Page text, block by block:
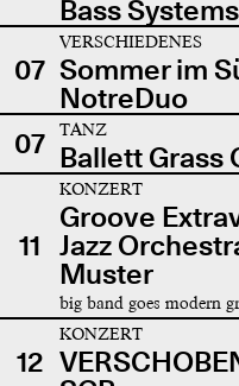
Bass
07
VERSCHIEDENES
Sommer im
NotreDuo
07
TANZ
Ballett Grass
11
KONZERT
Groove
Jazz
Muster
big band goes modern
12
KONZERT